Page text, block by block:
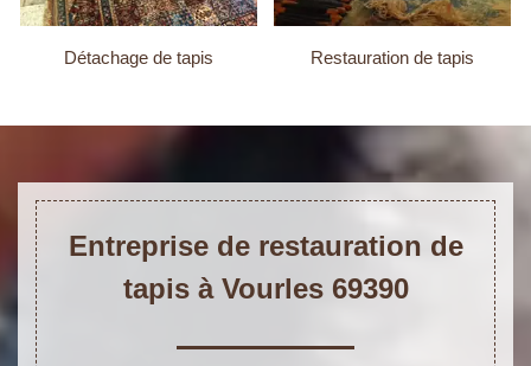
Détachage de tapis Restauration de tapis
Entreprise de restauration de
tapis à Vourles 69390